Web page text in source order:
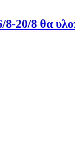
20/8 θα